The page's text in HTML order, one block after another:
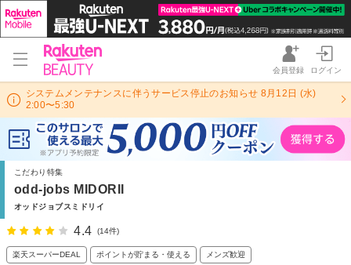
会員登録 ログイン
システムメンテナンスに伴うサービス停止のお知らせ 8月12日 (水)
2:00〜5:30
こだわり特集
odd-jobs MIDORII
オッドジョブスミドリイ
4.4 (14件)
楽天スーパーDEAL ポイントが貯まる・使える メンズ歓迎